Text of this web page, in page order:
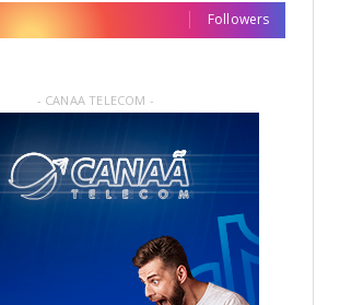
Followers
- CANAA TELECOM -